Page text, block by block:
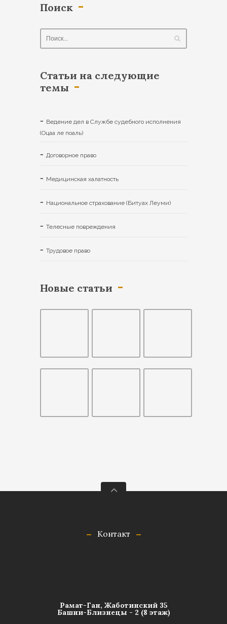
Поиск
Статьи на следующие
темы
Ведение дел в Службе судебного исполнения
(Oцаа ле поаль)
Договорное право
Медицинская халатность
Национальное страхование (Битуах Леуми)
Телесные повреждения
Трудовое право
Новые статьи
Контакт
Рамат-Ган, Жаботинский 35
Башни-Близнецы - 2 (8 этаж)